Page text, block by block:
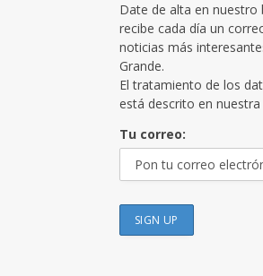
Date de alta en nuestro
recibe cada día un
noticias más
Grande.
El tratamiento de los
está descrito en nuestra
Tu correo: